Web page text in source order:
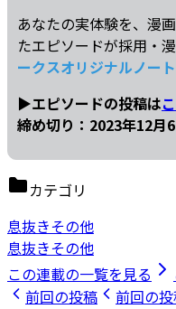
あなたの実体験を、漫
たエピソードが採用・
ークスオリジナルノート
▶エピソードの投稿は
締め切り：2023年12月
カテゴリ
息抜きその他
息抜きその他
この連載の一覧を見る
前回の投稿
前回の